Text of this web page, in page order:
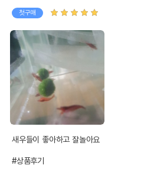
첫구매
새우들이 좋아하고 잘놀아요
#상품후기